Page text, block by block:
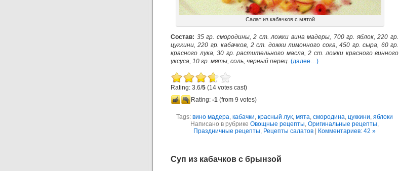
Салат из кабачков с мятой
Состав: 35 гр. смородины, 2 ст. ложки вина мадеры, 700 гр. яблок, 220 гр.
цуккини, 220 гр. кабачков, 2 ст. дожки лимонного сока, 450 гр. сыра, 60 гр.
красного лука, 30 гр. растительного масла, 2 ст. ложки красного винного
уксуса, 10 гр. мяты, соль, черный перец. (далее…)
Rating: 3.6/5 (14 votes cast)
Rating: -1 (from 9 votes)
Tags: вино мадера, кабачки, красный лук, мята, смородина, цуккини, яблоки
Написано в рубрике Овощные рецепты, Оригинальные рецепты,
Праздничные рецепты, Рецепты салатов Комментариев: 42 »
Суп из кабачков с брынзой